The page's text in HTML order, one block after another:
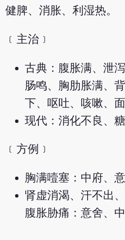
健脾、消胀、利湿热。
﹝主治﹞
古典：腹胀满、泄
肠鸣、胸肋胀满、
下、呕吐、咳嗽、
现代：消化不良、糖
﹝方例﹞
胸满噎塞：中府、意
肾虚消渴、汗不出
腹胀胁痛：意舍、中